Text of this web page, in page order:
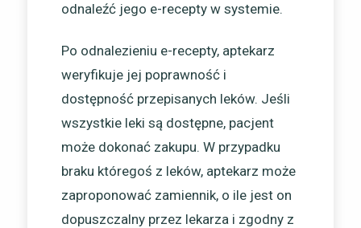
odnaleźć jego e-recepty w systemie.
Po odnalezieniu e-recepty, aptekarz
weryfikuje jej poprawność i
dostępność przepisanych leków. Jeśli
wszystkie leki są dostępne, pacjent
może dokonać zakupu. W przypadku
braku któregoś z leków, aptekarz może
zaproponować zamiennik, o ile jest on
dopuszczalny przez lekarza i zgodny z